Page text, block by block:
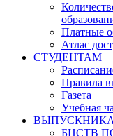
Платные
Атлас
СТУДЕНТАМ
Правила
Газета
Учебная
БЦСТВ